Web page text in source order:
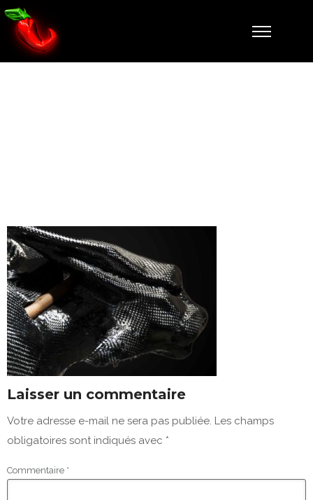
Laisser un commentaire
Votre adresse e-mail ne sera pas publiée. Les champs
obligatoires sont indiqués avec *
Commentaire *